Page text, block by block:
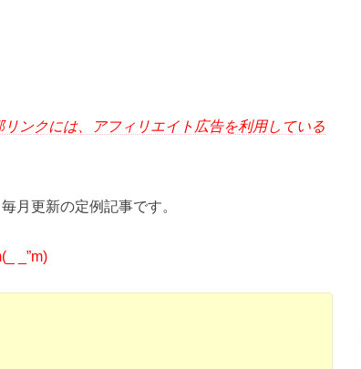
ンクには、アフィリエイト広告を利用している
月更新の定例記事です。
_”m)